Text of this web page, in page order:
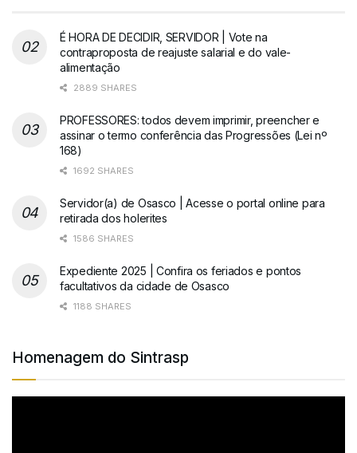
É HORA DE DECIDIR, SERVIDOR | Vote na
contraproposta de reajuste salarial e do vale-
alimentação
2889 SHARES
PROFESSORES: todos devem imprimir, preencher e
assinar o termo conferência das Progressões (Lei nº
168)
1692 SHARES
Servidor(a) de Osasco | Acesse o portal online para
retirada dos holerites
1586 SHARES
Expediente 2025 | Confira os feriados e pontos
facultativos da cidade de Osasco
1188 SHARES
Homenagem do Sintrasp